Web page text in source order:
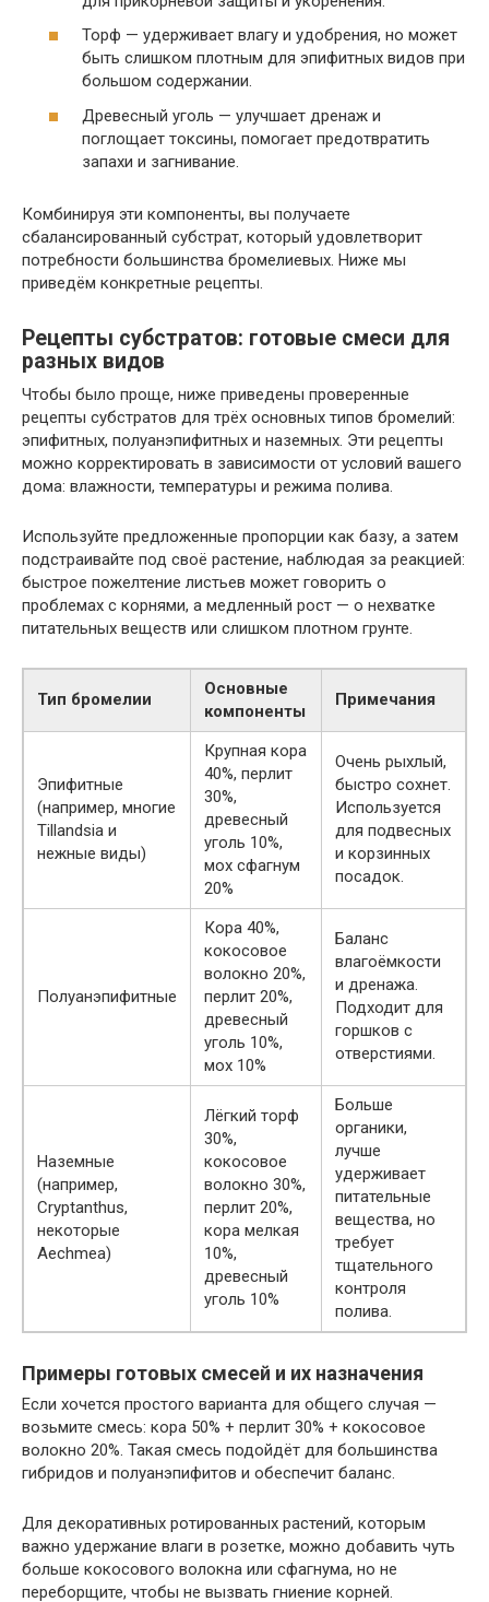
Торф — удерживает влагу и удобрения, но может
быть слишком плотным для эпифитных видов при
большом содержании.
Древесный уголь — улучшает дренаж и
поглощает токсины, помогает предотвратить
запахи и загнивание.
Комбинируя эти компоненты, вы получаете
сбалансированный субстрат, который удовлетворит
потребности большинства бромелиевых. Ниже мы
приведём конкретные рецепты.
Рецепты субстратов: готовые смеси для
разных видов
Чтобы было проще, ниже приведены проверенные
рецепты субстратов для трёх основных типов бромелий:
эпифитных, полуанэпифитных и наземных. Эти рецепты
можно корректировать в зависимости от условий вашего
дома: влажности, температуры и режима полива.
Используйте предложенные пропорции как базу, а затем
подстраивайте под своё растение, наблюдая за реакцией:
быстрое пожелтение листьев может говорить о
проблемах с корнями, а медленный рост — о нехватке
питательных веществ или слишком плотном грунте.
Тип бромелии
Основные
компоненты
Примечания
Эпифитные
(например, многие
Tillandsia и
нежные виды)
Крупная кора
40%, перлит
30%,
древесный
уголь 10%,
мох сфагнум
20%
Очень рыхлый,
быстро сохнет.
Используется
для подвесных
и корзинных
посадок.
Полуанэпифитные
Кора 40%,
кокосовое
волокно 20%,
перлит 20%,
древесный
уголь 10%,
мох 10%
Баланс
влагоёмкости
и дренажа.
Подходит для
горшков с
отверстиями.
Наземные
(например,
Cryptanthus,
некоторые
Aechmea)
Лёгкий торф
30%,
кокосовое
волокно 30%,
перлит 20%,
кора мелкая
10%,
древесный
уголь 10%
Больше
органики,
лучше
удерживает
питательные
вещества, но
требует
тщательного
контроля
полива.
Примеры готовых смесей и их назначения
Если хочется простого варианта для общего случая —
возьмите смесь: кора 50% + перлит 30% + кокосовое
волокно 20%. Такая смесь подойдёт для большинства
гибридов и полуанэпифитов и обеспечит баланс.
Для декоративных ротированных растений, которым
важно удержание влаги в розетке, можно добавить чуть
больше кокосового волокна или сфагнума, но не
переборщите, чтобы не вызвать гниение корней.